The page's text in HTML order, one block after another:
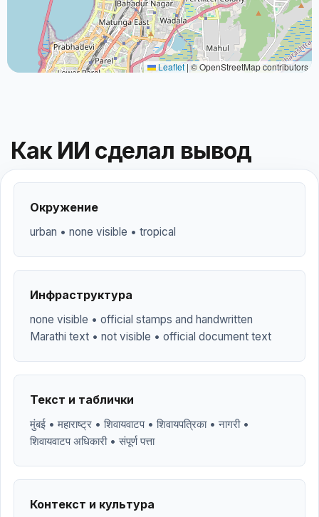
Leaflet |© OpenStreetMap contributors
Как ИИ сделал вывод
Окружение
urban • none visible • tropical
Инфраструктура
none visible • official stamps and handwritten
Marathi text • not visible • official document text
Текст и таблички
मुंबई • महाराष्ट्र • शिवायवाटप • शिवायपत्रिका • नागरी •
शिवायवाटप अधिकारी • संपूर्ण पत्ता
Контекст и культура